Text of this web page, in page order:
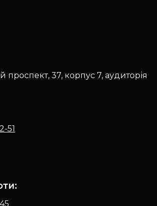
проспект, 37, корпус 7, аудиторія
51